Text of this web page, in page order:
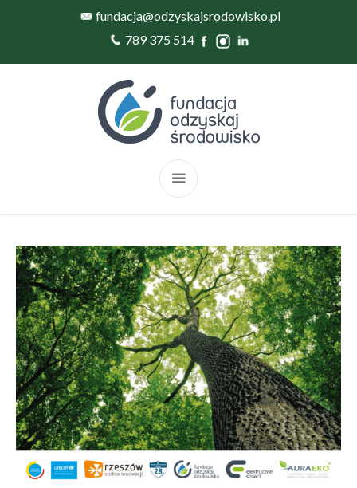
fundacja@odzyskajsrodowisko.pl
789 375 514